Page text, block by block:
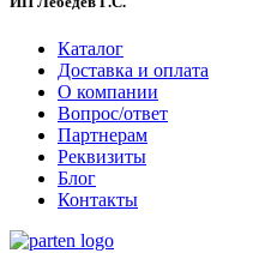
Каталог
Доставка и оплата
О компании
Вопрос/ответ
Партнерам
Реквизиты
Блог
Контакты